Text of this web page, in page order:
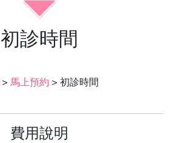
初診時間
> 馬上預約 > 初診時間
費用說明